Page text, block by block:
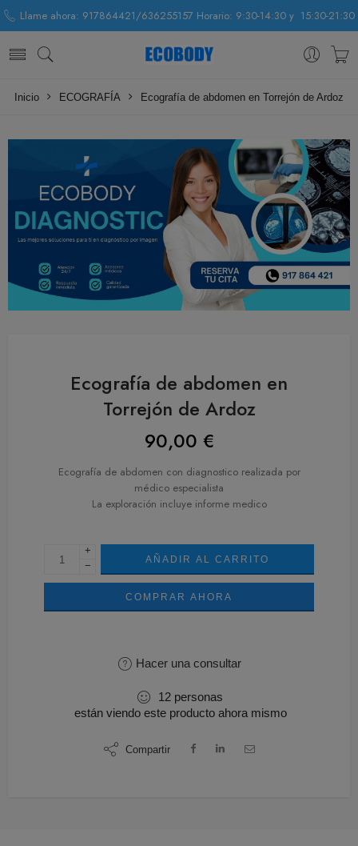
Llame ahora: 917864421/636255157 Horario: 9:30-14:30 y 15:30-21:30
Inicio ECOGRAFÍA Ecografía de abdomen en Torrejón de Ardoz
Ecografía de abdomen en
Torrejón de Ardoz
90,00 €
Ecografía de abdomen con diagnostico realizada por
médico especialista
La exploración incluye informe medico
+
−
AÑADIR AL CARRITO
COMPRAR AHORA
Hacer una consultar
12 personas
están viendo este producto ahora mismo
Compartir